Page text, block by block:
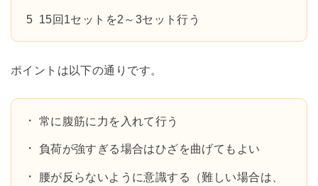
15回1セットを2～3セット行う
ポイントは以下の通りです。
常に腹筋に力を入れて行う
負荷が強すぎる場合はひざを曲げてもよい
腰が反らないように意識する（難しい場合は、